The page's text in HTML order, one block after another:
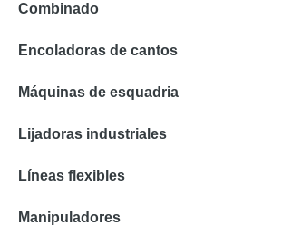
Combinado
Encoladoras de cantos
Máquinas de esquadria
Lijadoras industriales
Líneas flexibles
Manipuladores